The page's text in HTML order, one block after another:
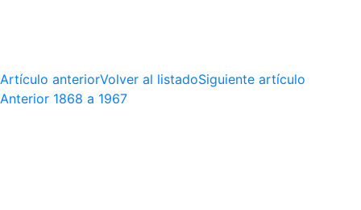
Artículo anteriorVolver al listadoSiguiente artículo
Anterior 1868 a 1967